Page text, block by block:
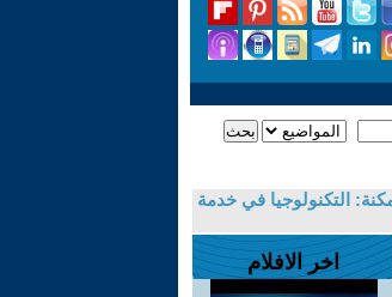
التكنولوجيا في خدمة
اخر الافلام